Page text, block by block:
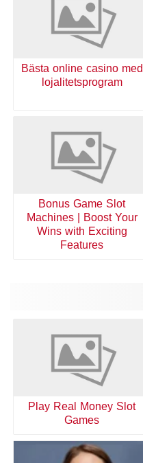
Bästa online casino med
lojalitetsprogram
Bonus Game Slot
Machines | Boost Your
Wins with Exciting
Features
Play Real Money Slot
Games